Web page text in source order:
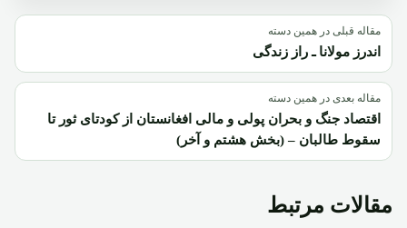
مقاله قبلی در همین دسته
اندرز مولانا ـ راز زندگی
مقاله بعدی در همین دسته
اقتصاد جنگ و بحران پولی و مالی افغانستان از کودتای ثور تا
سقوط طالبان – (بخش هشتم و آخر)
مقالات مرتبط